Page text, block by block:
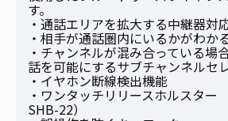
す。
・通話エリアを拡大する中継器対
・相手が通話圏内にいるかがわか
・チャンネルが混み合っている場
話を可能にするサブチャンネルセ
・イヤホン断線検出機能
・ワンタッチリリースホルスター
SHB-22）